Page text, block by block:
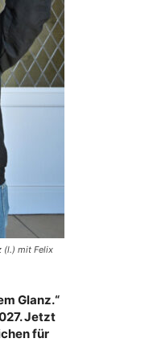
(l.) mit Felix
Glanz.“
Jetzt
für